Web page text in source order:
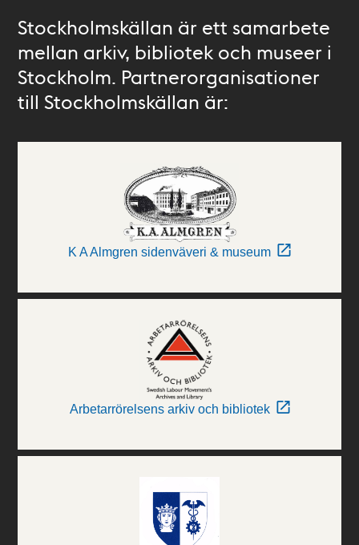
Stockholmskällan är ett samarbete
mellan arkiv, bibliotek och museer i
Stockholm. Partnerorganisationer
till Stockholmskällan är:
K A Almgren sidenväveri & museum
Arbetarrörelsens arkiv och bibliotek